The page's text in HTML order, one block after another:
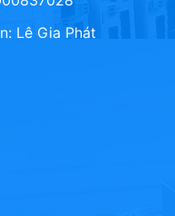
Lê Gia Phát